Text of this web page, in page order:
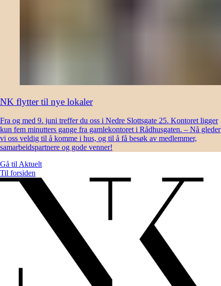
NK flytter til nye lokaler
Fra og med 9. juni treffer du oss i Nedre Slottsgate 25. Kontoret ligger
kun fem minutters gange fra gamlekontoret i Rådhusgaten. – Nå gleder
vi oss veldig til å komme i hus, og til å få besøk av medlemmer,
samarbeidspartnere og gode venner!
Gå til Aktuelt
Til forsiden